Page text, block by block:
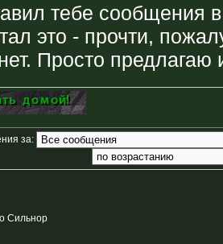
тебе сообщения
это - прочти,
Просто предлагаю
за:
Сильнор